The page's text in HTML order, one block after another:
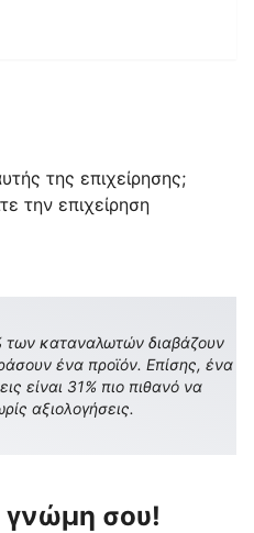
της επιχείρησης;
την επιχείρηση
των καταναλωτών διαβάζουν
ένα προϊόν. Επίσης, ένα
είναι 31% πιο πιθανό να
αξιολογήσεις.
γνώμη σου!